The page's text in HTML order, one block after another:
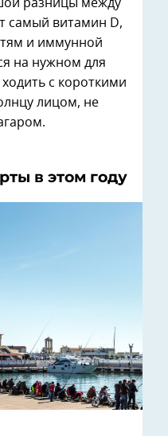
разницы между
самый витамин D,
и иммунной
на нужном для
с короткими
лицом, не
в этом году